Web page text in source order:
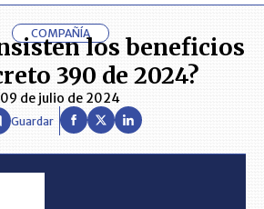
ALEJANDRA RAMÍREZ ¿En qué
COMPAÑÍAlos beneficios
390 de 2024?
09 de julio de 2024
Guardar